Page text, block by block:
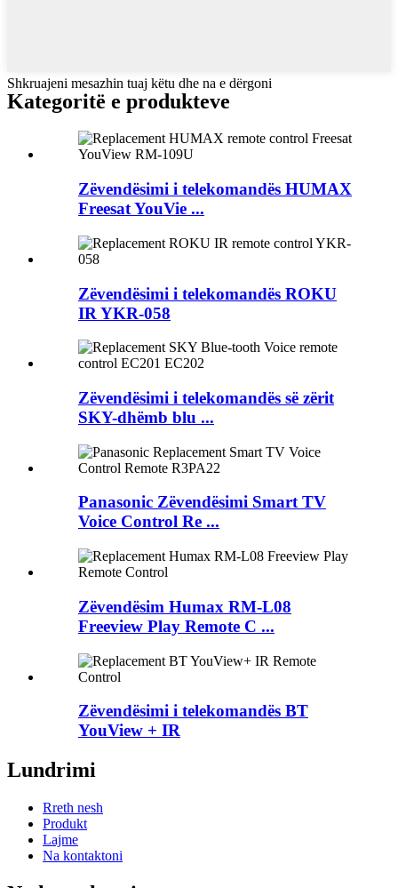
Shkruajeni mesazhin tuaj këtu dhe na e dërgoni
Kategoritë e produkteve
Zëvendësimi i telekomandës HUMAX
Freesat YouVie ...
Zëvendësimi i telekomandës ROKU
IR YKR-058
Zëvendësimi i telekomandës së zërit
SKY-dhëmb blu ...
Panasonic Zëvendësimi Smart TV
Voice Control Re ...
Zëvendësim Humax RM-L08
Freeview Play Remote C ...
Zëvendësimi i telekomandës BT
YouView + IR
Lundrimi
Rreth nesh
Produkt
Lajme
Na kontaktoni